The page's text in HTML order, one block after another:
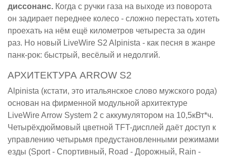
диссонанс. Когда с ручки газа на выходе из поворота
он задирает переднее колесо - сложно перестать хотеть
проехать на нём ещё километров четыреста за один
раз. Но новый LiveWire S2 Alpinista - как песня в жанре
панк-рок: быстрый, весёлый и недолгий.
АРХИТЕКТУРА ARROW S2
Alpinista (кстати, это итальянское слово мужского рода)
основан на фирменной модульной архитектуре
LiveWire Arrow System 2 с аккумулятором на 10,5кВт*ч.
Четырёхдюймовый цветной TFT-дисплей даёт доступ к
управлению четырьмя предустановленными режимами
езды (Sport - Спортивный, Road - Дорожный, Rain -